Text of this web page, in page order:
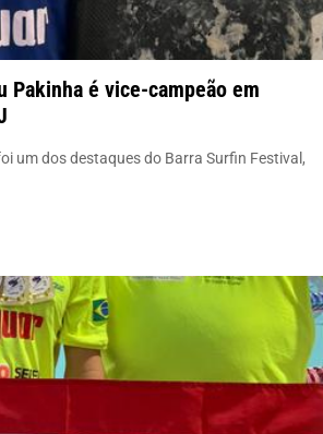
Pakinha é vice-campeão em
um dos destaques do Barra Surfin Festival,